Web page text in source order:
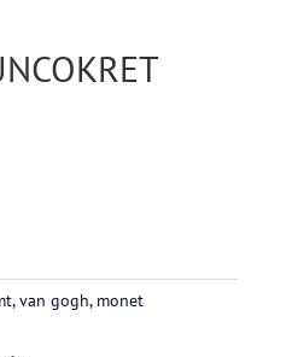
van gogh, monet